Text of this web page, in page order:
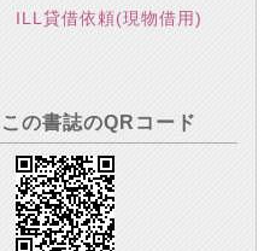
ILL貸借依頼(現物借用)
この書誌のQRコード